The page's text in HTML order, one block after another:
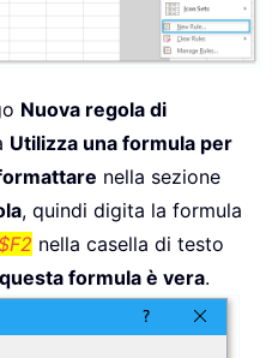
Nuova regola di
Utilizza una formula per
nella sezione
, quindi digita la formula
nella casella di testo
formula è vera.